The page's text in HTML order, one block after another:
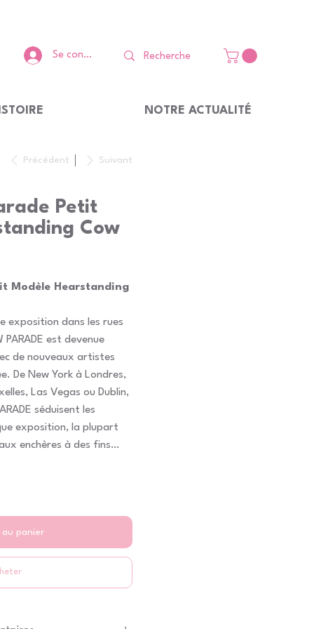
Se connecter
NOTRE ACTUALITÉ
Précédent Suivant
Petit
Cow
Modèle Hearstanding
exposition dans les rues
est devenue
de nouveaux artistes
De New York à Londres,
Las Vegas ou Dublin,
séduisent les
exposition, la plupart
enchères à des fins
panier